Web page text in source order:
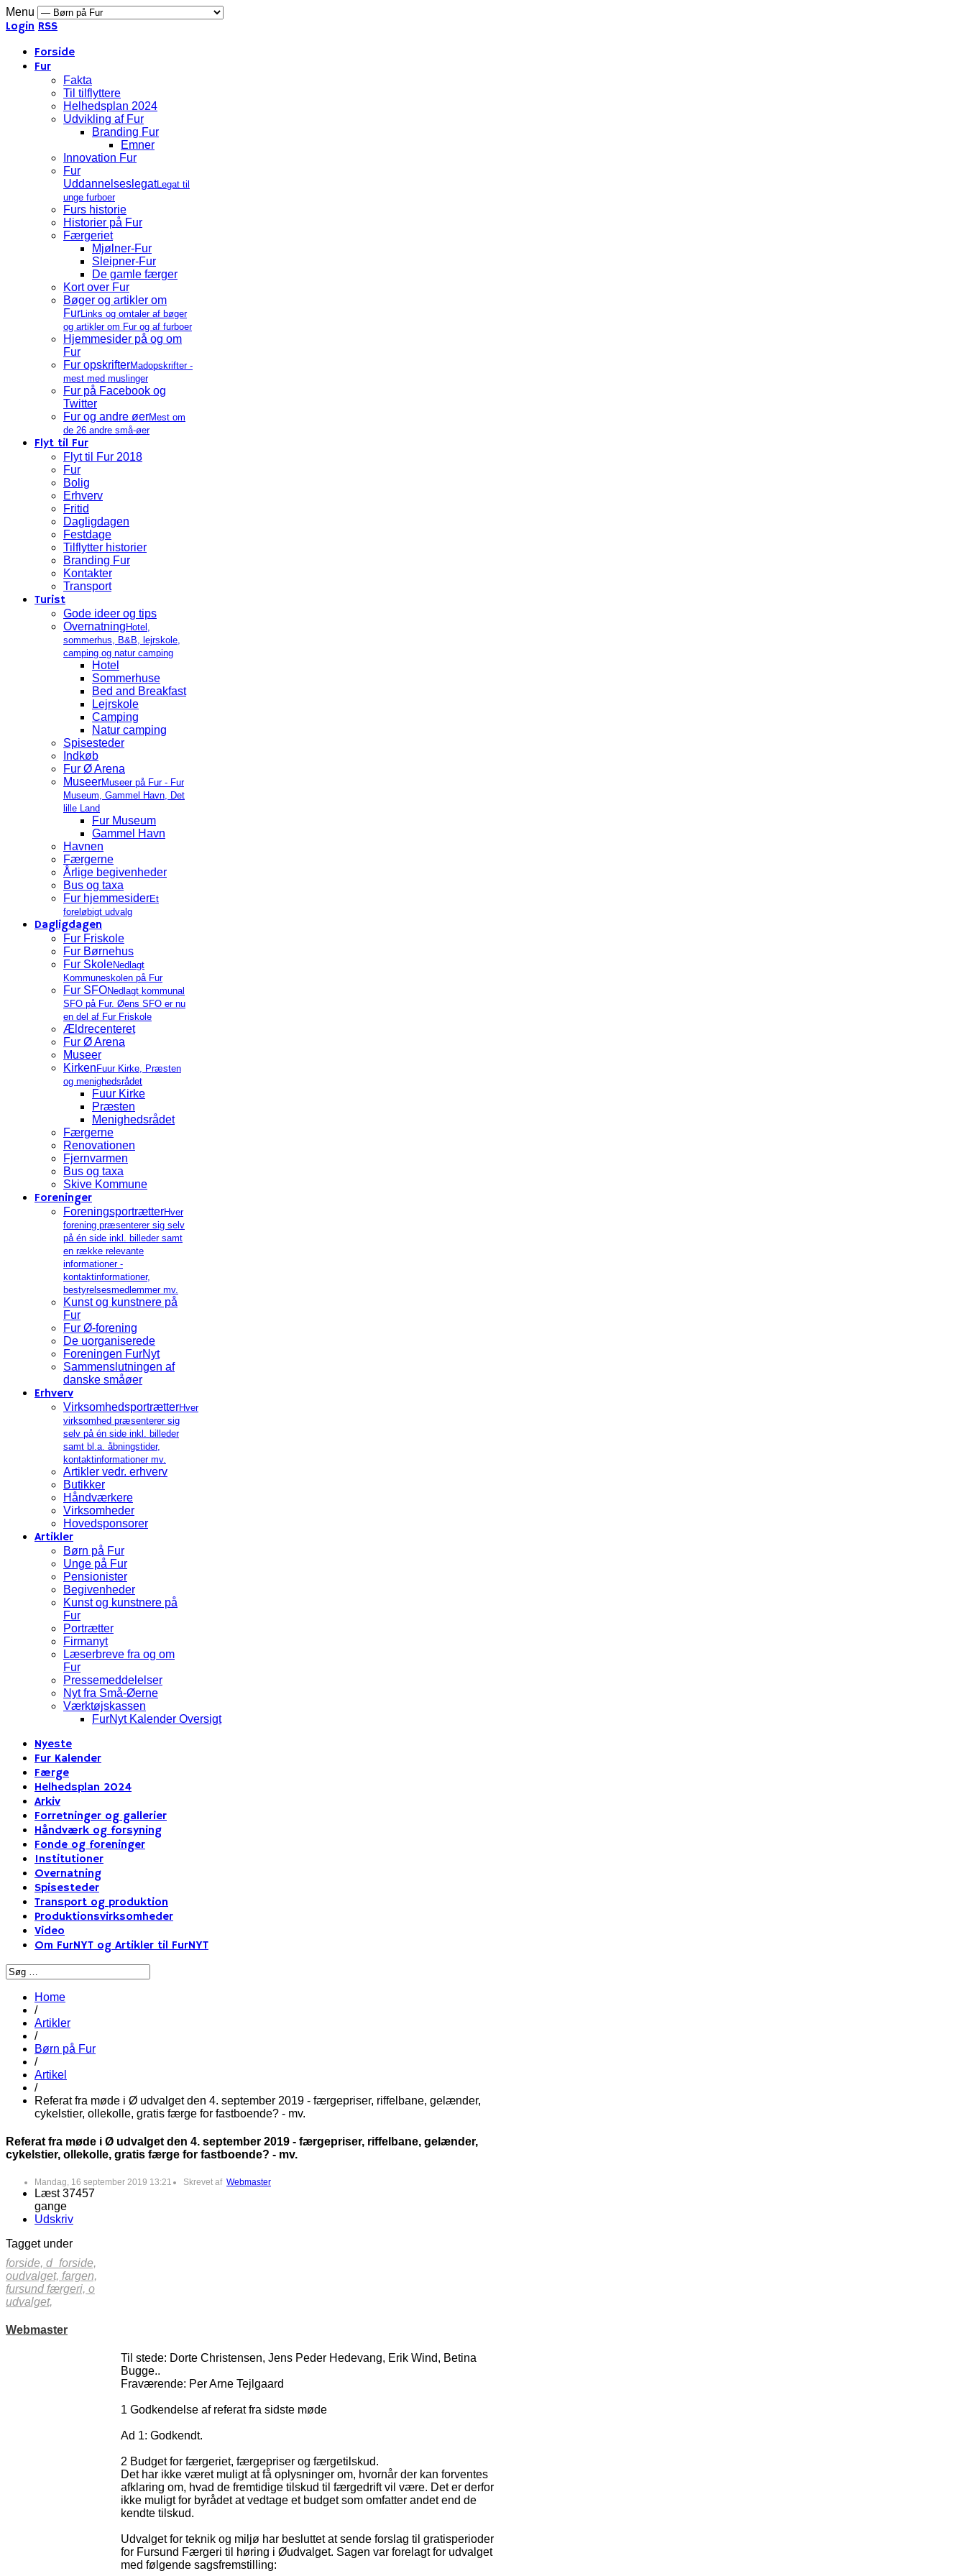
Menu
Login RSS
Forside
Fur
Fakta
Til tilflyttere
Helhedsplan 2024
Udvikling af Fur
Branding Fur
Emner
Innovation Fur
Fur
UddannelseslegatLegat til
unge furboer
Furs historie
Historier på Fur
Færgeriet
Mjølner-Fur
Sleipner-Fur
De gamle færger
Kort over Fur
Bøger og artikler om
FurLinks og omtaler af bøger
og artikler om Fur og af furboer
Hjemmesider på og om
Fur
Fur opskrifterMadopskrifter -
mest med muslinger
Fur på Facebook og
Twitter
Fur og andre øerMest om
de 26 andre små-øer
Flyt til Fur
Flyt til Fur 2018
Fur
Bolig
Erhverv
Fritid
Dagligdagen
Festdage
Tilflytter historier
Branding Fur
Kontakter
Transport
Turist
Gode ideer og tips
Overnatning Hotel,
sommerhus, B&B, lejrskole,
camping og natur camping
Hotel
Sommerhuse
Bed and Breakfast
Lejrskole
Camping
Natur camping
Spisesteder
Indkøb
Fur Ø Arena
MuseerMuseer på Fur - Fur
Museum, Gammel Havn, Det
lille Land
Fur Museum
Gammel Havn
Havnen
Færgerne
Årlige begivenheder
Bus og taxa
Fur hjemmesiderEt
foreløbigt udvalg
Dagligdagen
Fur Friskole
Fur Børnehus
Fur SkoleNedlagt
Kommuneskolen på Fur
Fur SFONedlagt kommunal
SFO på Fur. Øens SFO er nu
en del af Fur Friskole
Ældrecenteret
Fur Ø Arena
Museer
Kirken Fuur Kirke, Præsten
og menighedsrådet
Fuur Kirke
Præsten
Menighedsrådet
Færgerne
Renovationen
Fjernvarmen
Bus og taxa
Skive Kommune
Foreninger
ForeningsportrætterHver
forening præsenterer sig selv
på én side inkl. billeder samt
en række relevante
informationer -
kontaktinformationer,
bestyrelsesmedlemmer mv.
Kunst og kunstnere på
Fur
Fur Ø-forening
De uorganiserede
Foreningen FurNyt
Sammenslutningen af
danske småøer
Erhverv
VirksomhedsportrætterHver
virksomhed præsenterer sig
selv på én side inkl. billeder
samt bl.a. åbningstider,
kontaktinformationer mv.
Artikler vedr. erhverv
Butikker
Håndværkere
Virksomheder
Hovedsponsorer
Artikler
Børn på Fur
Unge på Fur
Pensionister
Begivenheder
Kunst og kunstnere på
Fur
Portrætter
Firmanyt
Læserbreve fra og om
Fur
Pressemeddelelser
Nyt fra Små-Øerne
Værktøjskassen
FurNyt Kalender Oversigt
Nyeste
Fur Kalender
Færge
Helhedsplan 2024
Arkiv
Forretninger og gallerier
Håndværk og forsyning
Fonde og foreninger
Institutioner
Overnatning
Spisesteder
Transport og produktion
Produktionsvirksomheder
Video
Om FurNYT og Artikler til FurNYT
Home
/
Artikler
/
Børn på Fur
/
Artikel
/
Referat fra møde i Ø udvalget den 4. september 2019 - færgepriser, riffelbane, gelænder,
cykelstier, ollekolle, gratis færge for fastboende? - mv.
Referat fra møde i Ø udvalget den 4. september 2019 - færgepriser, riffelbane, gelænder,
cykelstier, ollekolle, gratis færge for fastboende? - mv.
Mandag, 16 september 2019 13:21 Skrevet af Webmaster
Læst 37457
gange
Udskriv
Tagget under
forside, d_forside,
oudvalget, fargen,
fursund færgeri, o
udvalget,
Webmaster
Til stede: Dorte Christensen, Jens Peder Hedevang, Erik Wind, Betina
Bugge..
Fraværende: Per Arne Tejlgaard
1 Godkendelse af referat fra sidste møde
Ad 1: Godkendt.
2 Budget for færgeriet, færgepriser og færgetilskud.
Det har ikke været muligt at få oplysninger om, hvornår der kan forventes
afklaring om, hvad de fremtidige tilskud til færgedrift vil være. Det er derfor
ikke muligt for byrådet at vedtage et budget som omfatter andet end de
kendte tilskud.
Udvalget for teknik og miljø har besluttet at sende forslag til gratisperioder
for Fursund Færgeri til høring i Øudvalget. Sagen var forelagt for udvalget
med følgende sagsfremstilling: